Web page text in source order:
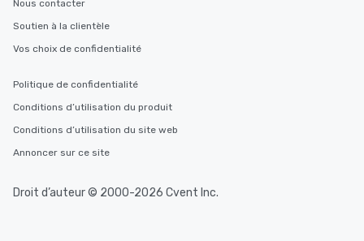
Nous contacter
Soutien à la clientèle
Vos choix de confidentialité
Politique de confidentialité
Conditions d’utilisation du produit
Conditions d’utilisation du site web
Annoncer sur ce site
Droit d’auteur © 2000-2026 Cvent Inc.